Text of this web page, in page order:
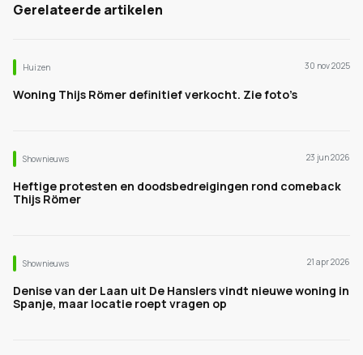
Gerelateerde artikelen
Huizen 30 nov 2025
Woning Thijs Römer definitief verkocht. Zie foto’s
Shownieuws 23 jun 2026
Heftige protesten en doodsbedreigingen rond comeback
Thijs Römer
Shownieuws 21 apr 2026
Denise van der Laan uit De Hanslers vindt nieuwe woning in
Spanje, maar locatie roept vragen op